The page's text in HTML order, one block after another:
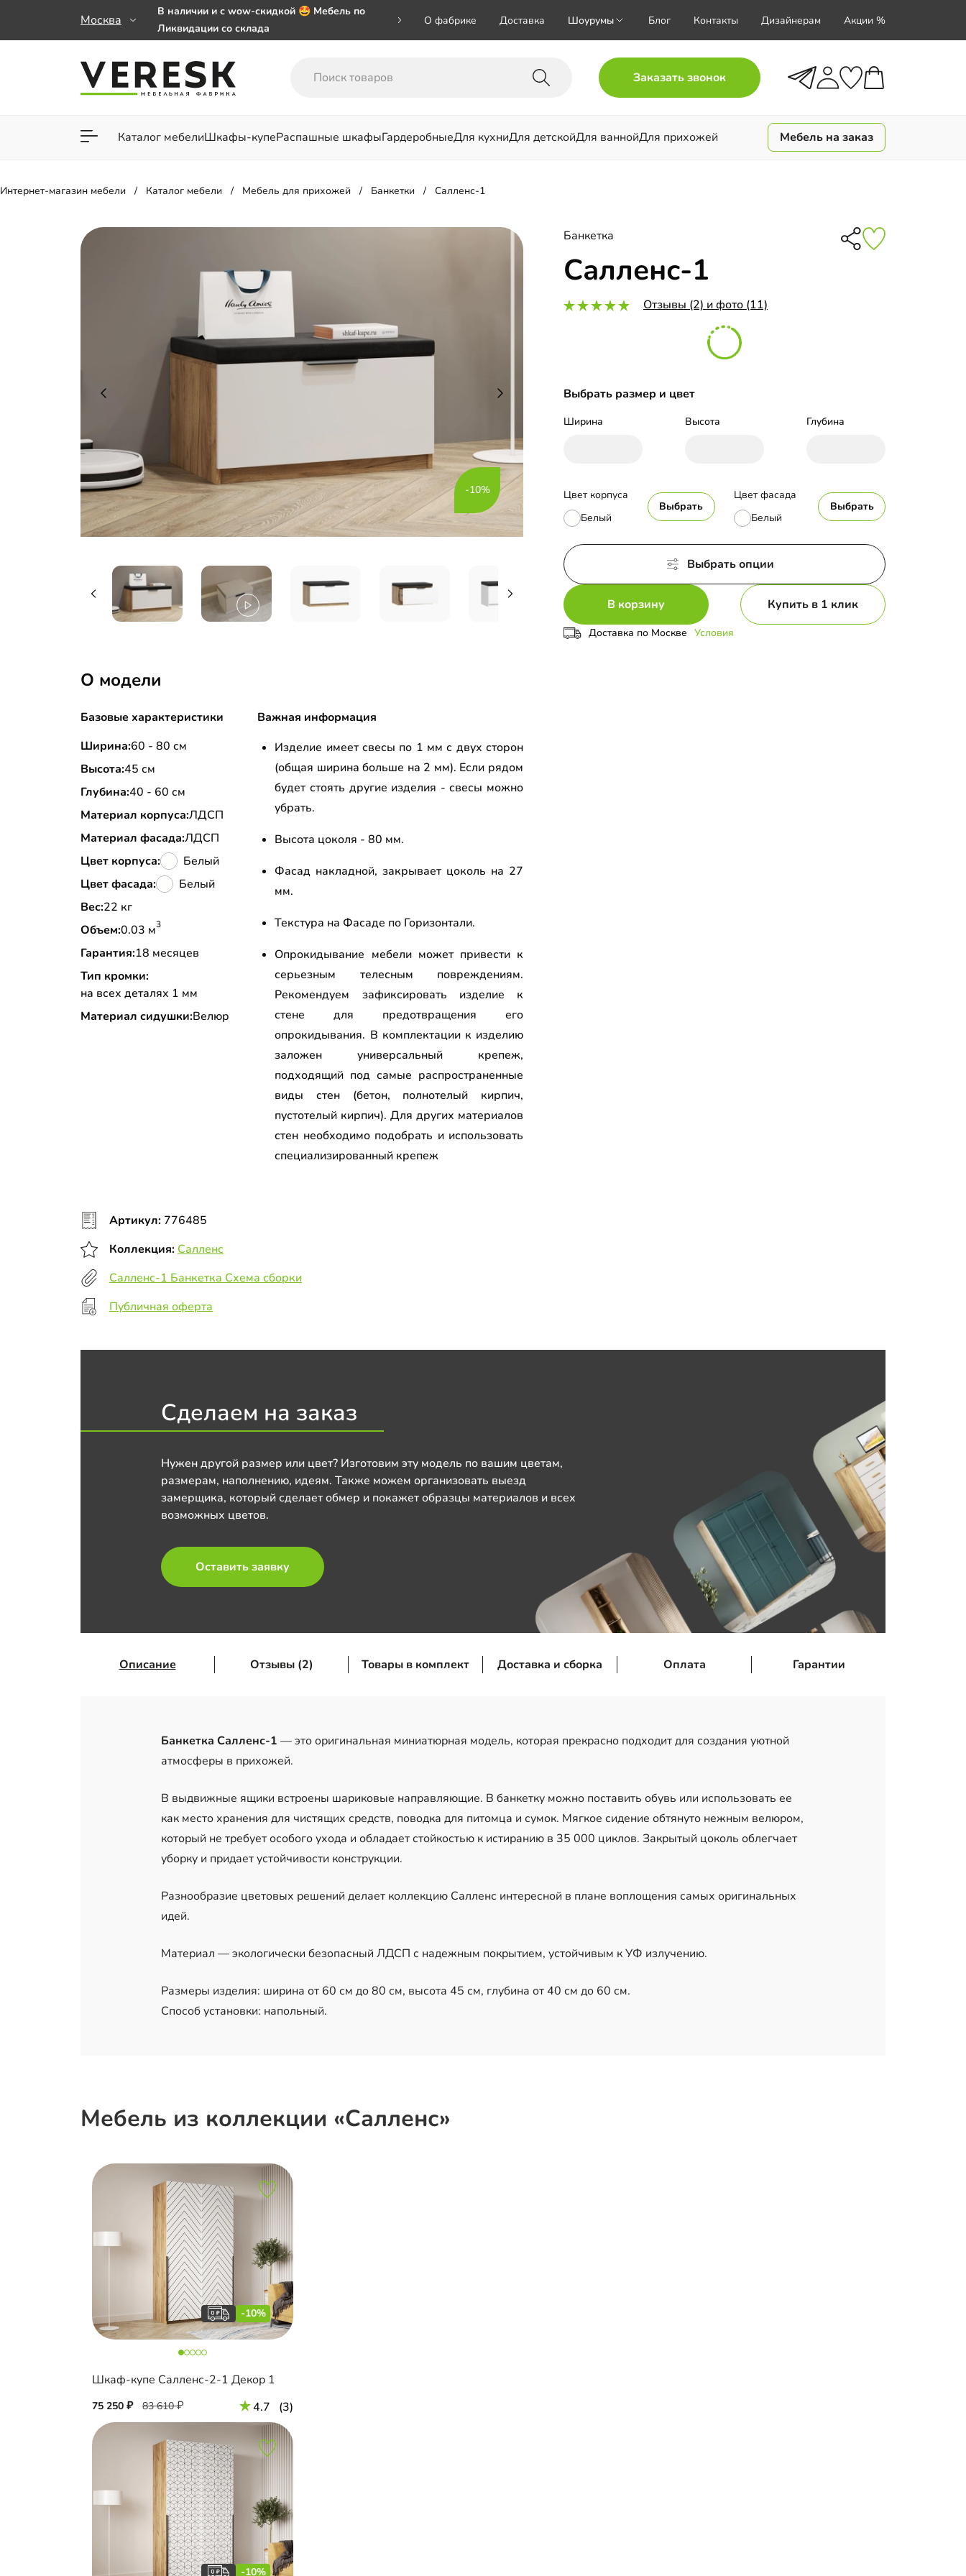
Москва
В наличии и с wow-скидкой 🤩 Мебель по
Ликвидации со склада
заказе от 50 000 ₽
Важно! Наш Whatsapp переехал на номер
О фабрике Доставка Шоурумы Блог Контакты Дизайнерам Акции %
Заказать звонок
Каталог мебелиШкафы-купеРаспашные шкафыГардеробныеДля кухниДля детскойДля ваннойДля прихожей
Для гостиной
Мебель на заказ
Интернет-магазин мебели Каталог мебели Мебель для прихожей Банкетки Салленс-1
-10%
Банкетка
Салленс-1
Отзывы (2) и фото (11)
Выбрать размер и цвет
Ширина Высота Глубина
Цвет корпуса
Белый
Выбрать
Цвет фасада
Белый
Выбрать
Выбрать опции
В корзину Купить в 1 клик
Доставка по Москве Условия
О модели
Базовые характеристики
Ширина:60 - 80 см
Высота:45 см
Глубина:40 - 60 см
Материал корпуса:ЛДСП
Материал фасада:ЛДСП
Цвет корпуса:
Белый
Цвет фасада:
Белый
Вес:
22 кг
Объем:
0.03 м3
Гарантия:18 месяцев
Тип кромки:
на всех деталях 1 мм
Материал сидушки:Велюр
Важная информация
Изделие имеет свесы по 1 мм с двух сторон
(общая ширина больше на 2 мм). Если рядом
будет стоять другие изделия - свесы можно
убрать.
Высота цоколя - 80 мм.
Фасад накладной, закрывает цоколь на 27
мм.
Текстура на Фасаде по Горизонтали.
Опрокидывание мебели может привести к
серьезным телесным повреждениям.
Рекомендуем зафиксировать изделие к
стене для предотвращения его
опрокидывания. В комплектации к изделию
заложен универсальный крепеж,
подходящий под самые распространенные
виды стен (бетон, полнотелый кирпич,
пустотелый кирпич). Для других материалов
стен необходимо подобрать и использовать
специализированный крепеж
Артикул: 776485
Коллекция: Салленс
Салленс-1 Банкетка Схема сборки
Публичная оферта
Сделаем на заказ
Нужен другой размер или цвет? Изготовим эту модель по вашим цветам,
размерам, наполнению, идеям. Также можем организовать выезд
замерщика, который сделает обмер и покажет образцы материалов и всех
возможных цветов.
Оставить заявку
Описание Отзывы (2) Товары в комплект Доставка и сборка Оплата Гарантии
Банкетка Салленс-1 — это оригинальная миниатюрная модель, которая прекрасно подходит для создания уютной
атмосферы в прихожей.
В выдвижные ящики встроены шариковые направляющие. В банкетку можно поставить обувь или использовать ее
как место хранения для чистящих средств, поводка для питомца и сумок. Мягкое сидение обтянуто нежным велюром,
который не требует особого ухода и обладает стойкостью к истиранию в 35 000 циклов. Закрытый цоколь облегчает
уборку и придает устойчивости конструкции.
Разнообразие цветовых решений делает коллекцию Салленс интересной в плане воплощения самых оригинальных
идей.
Материал — экологически безопасный ЛДСП с надежным покрытием, устойчивым к УФ излучению.
Размеры изделия: ширина от 60 см до 80 см, высота 45 см, глубина от 40 см до 60 см.
Способ установки: напольный.
Мебель из коллекции «Салленс»
-10%
Шкаф-купе Салленс-2-1 Декор 1
75 250 83 610 4.7 (3)
-10%